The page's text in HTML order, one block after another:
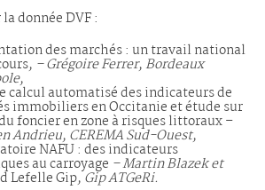
donnée DVF :
des marchés : un travail national
, – Grégoire Ferrer, Bordeaux
calcul automatisé des indicateurs de
immobiliers en Occitanie et étude sur
foncier en zone à risques littoraux –
Andrieu, CEREMA Sud-Ouest,
NAFU : des indicateurs
au carroyage – Martin Blazek et
Lefelle Gip, Gip ATGeRi.